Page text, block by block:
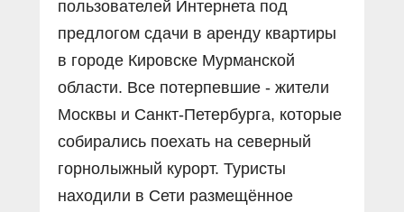
пользователей Интернета под
предлогом сдачи в аренду квартиры
в городе Кировске Мурманской
области. Все потерпевшие - жители
Москвы и Санкт-Петербурга, которые
собирались поехать на северный
горнолыжный курорт. Туристы
находили в Сети размещëнное